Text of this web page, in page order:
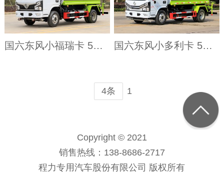
国六东风小福瑞卡 5吨 洒水车 国六东风小多利卡 5吨 洒水车
4条 1
Copyright © 2021
销售热线：138-8686-2717
程力专用汽车股份有限公司 版权所有